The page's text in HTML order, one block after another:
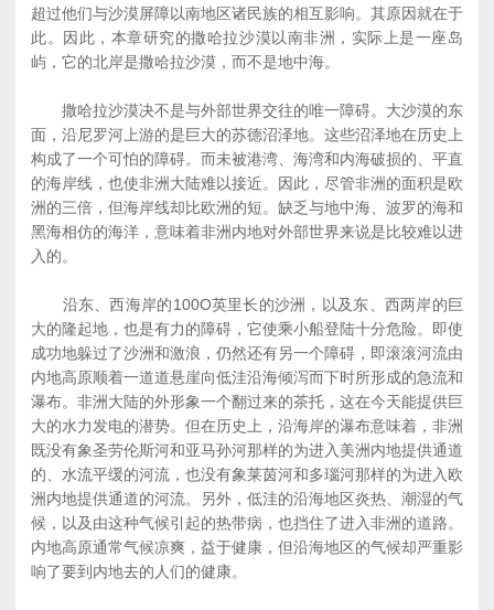
超过他们与沙漠屏障以南地区诸民族的相互影响。其原因就在于
此。因此，本章研究的撒哈拉沙漠以南非洲，实际上是一座岛
屿，它的北岸是撒哈拉沙漠，而不是地中海。
撒哈拉沙漠决不是与外部世界交往的唯一障碍。大沙漠的东
面，沿尼罗河上游的是巨大的苏德沼泽地。这些沼泽地在历史上
构成了一个可怕的障碍。而未被港湾、海湾和内海破损的、平直
的海岸线，也使非洲大陆难以接近。因此，尽管非洲的面积是欧
洲的三倍，但海岸线却比欧洲的短。缺乏与地中海、波罗的海和
黑海相仿的海洋，意味着非洲内地对外部世界来说是比较难以进
入的。
沿东、西海岸的100O英里长的沙洲，以及东、西两岸的巨
大的隆起地，也是有力的障碍，它使乘小船登陆十分危险。即使
成功地躲过了沙洲和激浪，仍然还有另一个障碍，即滚滚河流由
内地高原顺着一道道悬崖向低洼沿海倾泻而下时所形成的急流和
瀑布。非洲大陆的外形象一个翻过来的茶托，这在今天能提供巨
大的水力发电的潜势。但在历史上，沿海岸的瀑布意味着，非洲
既没有象圣劳伦斯河和亚马孙河那样的为进入美洲内地提供通道
的、水流平缓的河流，也没有象莱茵河和多瑙河那样的为进入欧
洲内地提供通道的河流。另外，低洼的沿海地区炎热、潮湿的气
候，以及由这种气候引起的热带病，也挡住了进入非洲的道路。
内地高原通常气候凉爽，益于健康，但沿海地区的气候却严重影
响了要到内地去的人们的健康。